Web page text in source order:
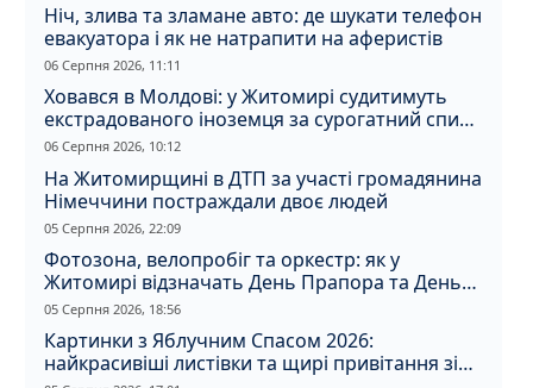
Ніч, злива та зламане авто: де шукати телефон
евакуатора і як не натрапити на аферистів
06 Серпня 2026, 11:11
Ховався в Молдові: у Житомирі судитимуть
екстрадованого іноземця за сурогатний спирт
і відмивання грошей
06 Серпня 2026, 10:12
На Житомирщині в ДТП за участі громадянина
Німеччини постраждали двоє людей
05 Серпня 2026, 22:09
Фотозона, велопробіг та оркестр: як у
Житомирі відзначать День Прапора та День
Незалежності
05 Серпня 2026, 18:56
Картинки з Яблучним Спасом 2026:
найкрасивіші листівки та щирі привітання зі